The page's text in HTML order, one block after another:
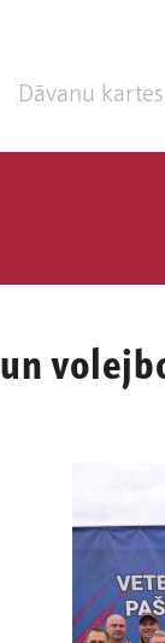
Dāvanu kartes